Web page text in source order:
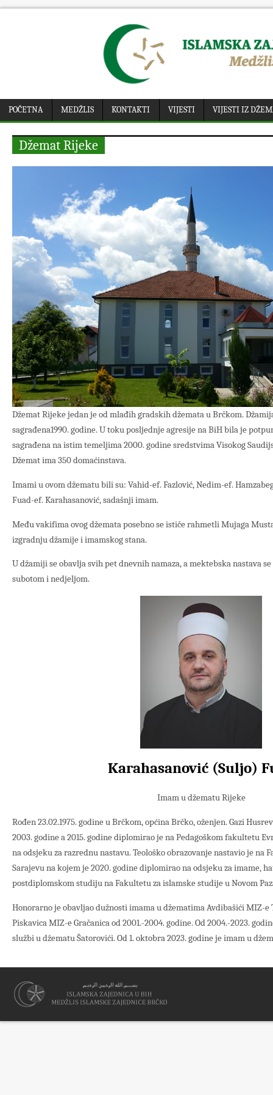
POČETNA MEDŽLIS KONTAKTI VIJESTI VIJESTI IZ
Džemat Rijeke
Džemat Rijeke jedan je od mlađih gradskih džemata u Brčkom.
sagrađena1990. godine. U toku posljednje agresije na BiH bila je
sagrađena na istim temeljima 2000. godine sredstvima Visokog
Džemat ima 350 domaćinstava.
Imami u ovom džematu bili su: Vahid-ef. Fazlović, Nedim-ef.
Fuad-ef. Karahasanović, sadašnji imam.
Među vakifima ovog džemata posebno se ističe rahmetli Mujaga
izgradnju džamije i imamskog stana.
U džamiji se obavlja svih pet dnevnih namaza, a mektebska nastava
subotom i nedjeljom.
Karahasanović (Suljo)
Imam u džematu Rijeke
Rođen 23.02.1975. godine u Brčkom, općina Brčko, oženjen. Gazi
2003. godine a 2015. godine diplomirao je na Pedagoškom fakultetu
na odsjeku za razrednu nastavu. Teološko obrazovanje nastavio je na
Sarajevu na kojem je 2020. godine diplomirao na odsjeku za imame,
postdiplomskom studiju na Fakultetu za islamske studije u Novom
Honorarno je obavljao dužnosti imama u džematima Avdibašići MIZ-e
Piskavica MIZ-e Gračanica od 2001.-2004. godine. Od 2004.-2023.
službi u džematu Šatorovići. Od 1. oktobra 2023. godine je imam u